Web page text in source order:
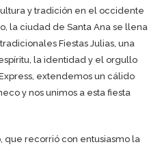
y tradición en el occidente
la ciudad de Santa Ana se llena
Fiestas Julias, una
la identidad y el orgullo
extendemos un cálido
y nos unimos a esta fiesta
que recorrió con entusiasmo la